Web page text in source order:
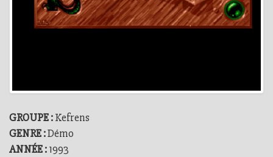
GROUPE :Kefrens
GENRE :Démo
ANNÉE :1993